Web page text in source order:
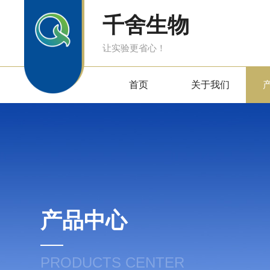
千舍生物
让实验更省心！
首页 关于我们
产品中心
PRODUCTS CENTER